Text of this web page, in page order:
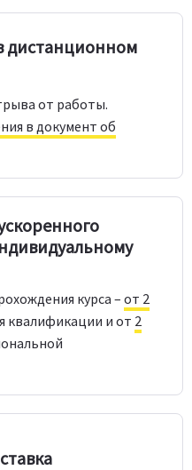
дистанционном
от работы.
в документ об
курса – от 2
квалификации и от 2